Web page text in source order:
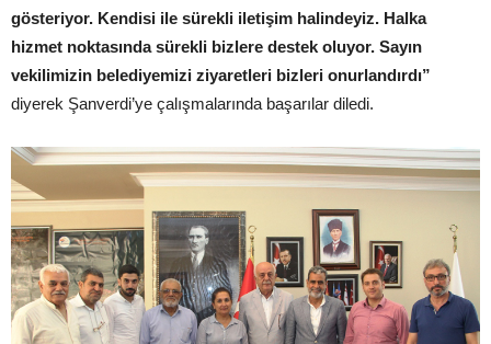
gösteriyor. Kendisi ile sürekli iletişim halindeyiz. Halka
hizmet noktasında sürekli bizlere destek oluyor. Sayın
vekilimizin belediyemizi ziyaretleri bizleri onurlandırdı”
diyerek Şanverdi’ye çalışmalarında başarılar diledi.